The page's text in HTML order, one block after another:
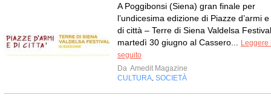
A Poggibonsi (Siena) gran finale per
l’undicesima edizione di Piazze d’armi e
di città – Terre di Siena Valdelsa
martedì 30 giugno al Cassero...
Leggere
seguito
Da Amedit Magazine
CULTURA SOCIETÀ